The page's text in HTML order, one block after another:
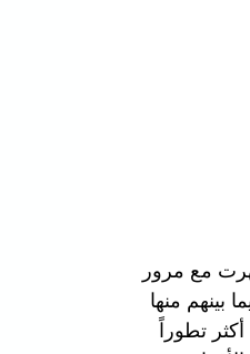
مع مرور
بينهم منها
تطوراً